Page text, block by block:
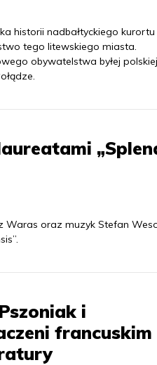
historii nadbałtyckiego kurortu
tego litewskiego miasta.
obywatelstwa byłej polskiej
oraz muzyk Stefan
i
francuskim